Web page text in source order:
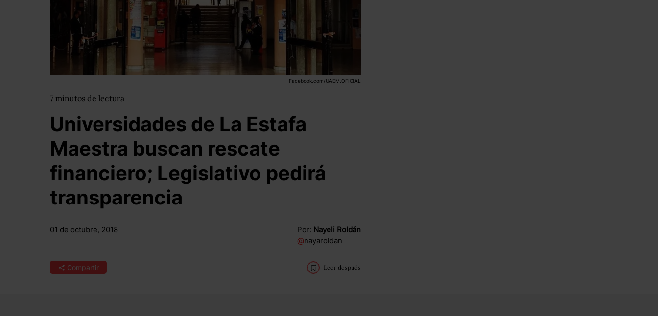
Facebook.com/UAEM.OFICIAL
7 minutos de lectura
Universidades de La Estafa
Maestra buscan rescate
financiero; Legislativo pedirá
transparencia
01 de octubre, 2018 Por: Nayeli Roldán
@nayaroldan
Compartir Leer después